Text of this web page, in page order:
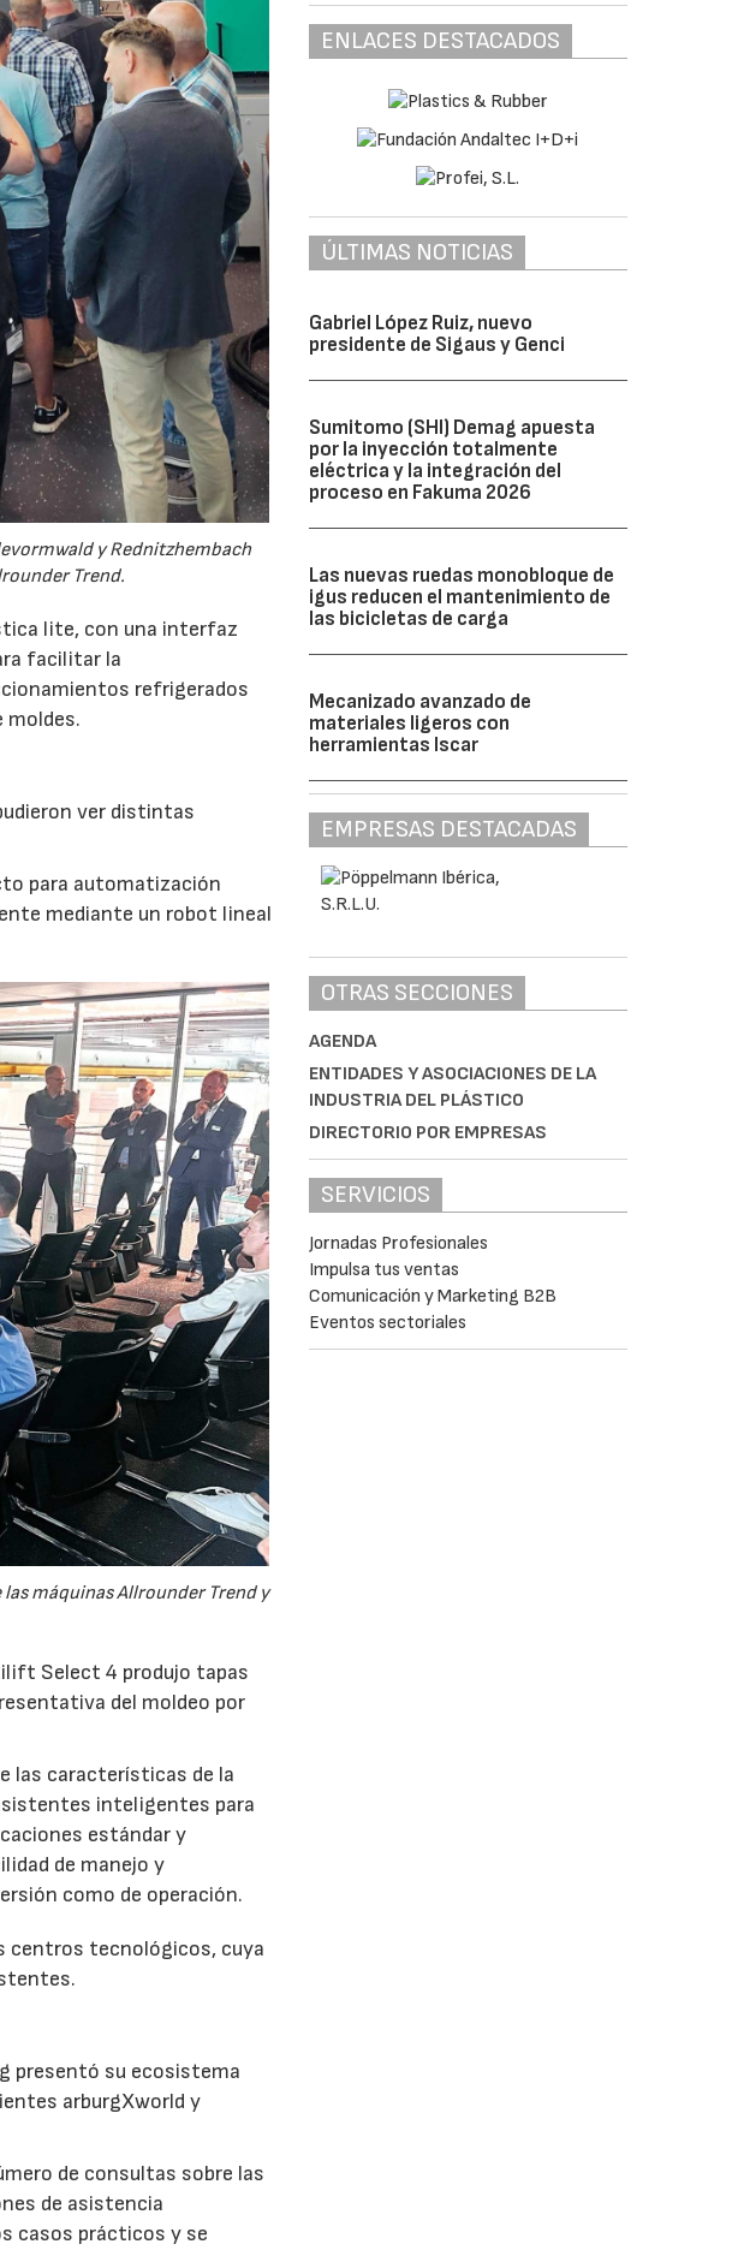
y Rednitzhembach
Trend.
lite, con una interfaz
facilitar la
refrigerados
moldes.
ver distintas
para automatización
mediante un robot lineal
máquinas Allrounder Trend y
Select 4 produjo tapas
del moldeo por
las características de la
inteligentes para
estándar y
de manejo y
como de operación.
centros tecnológicos, cuya
presentó su ecosistema
arburgXworld y
de consultas sobre las
de asistencia
casos prácticos y se
ENLACES DESTACADOS
ÚLTIMAS NOTICIAS
Gabriel López Ruiz, nuevo
presidente de Sigaus y Genci
Sumitomo (SHI) Demag apuesta
por la inyección totalmente
eléctrica y la integración del
proceso en Fakuma 2026
Las nuevas ruedas monobloque de
igus reducen el mantenimiento de
las bicicletas de carga
Mecanizado avanzado de
materiales ligeros con
herramientas Iscar
EMPRESAS DESTACADAS
OTRAS SECCIONES
AGENDA
ENTIDADES Y ASOCIACIONES DE LA
INDUSTRIA DEL PLÁSTICO
DIRECTORIO POR EMPRESAS
SERVICIOS
Jornadas Profesionales
Impulsa tus ventas
Comunicación y Marketing B2B
Eventos sectoriales